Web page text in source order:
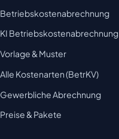
Betriebskostenabrechnung
KI Betriebskostenabrechnung
Vorlage & Muster
Alle Kostenarten (BetrKV)
Gewerbliche Abrechnung
Preise & Pakete